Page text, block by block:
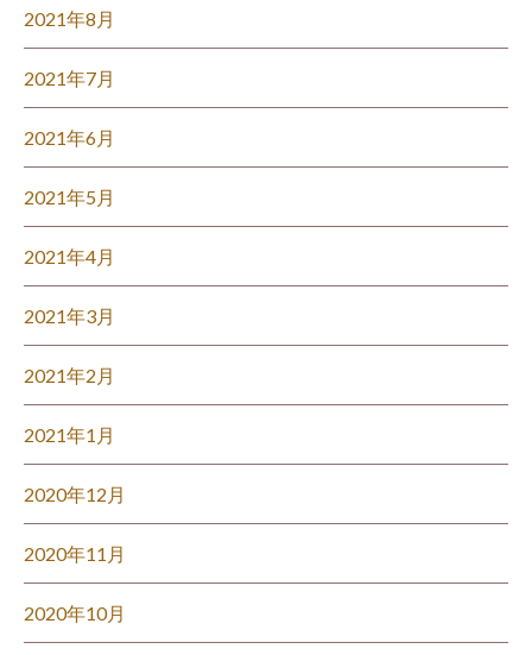
2021年8月
2021年7月
2021年6月
2021年5月
2021年4月
2021年3月
2021年2月
2021年1月
2020年12月
2020年11月
2020年10月